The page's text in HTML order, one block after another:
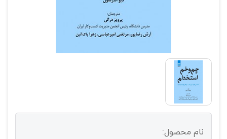
نام محصول: